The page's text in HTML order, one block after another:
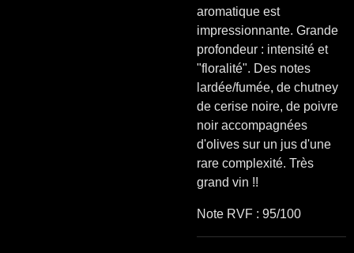
aromatique est
impressionnante. Grande
profondeur : intensité et
"floralité". Des notes
lardée/fumée, de chutney
de cerise noire, de poivre
noir accompagnées
d'olives sur un jus d'une
rare complexité. Très
grand vin !!
Note RVF : 95/100